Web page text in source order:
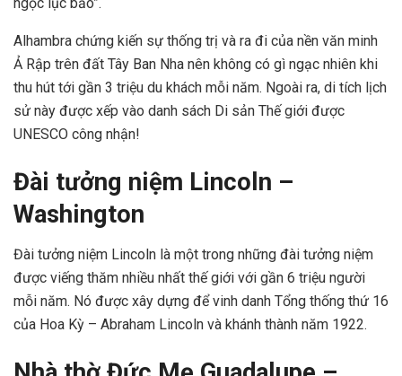
Alhambra chứng kiến ​​sự thống trị và ra đi của nền văn minh
Ả Rập trên đất Tây Ban Nha nên không có gì ngạc nhiên khi
thu hút tới gần 3 triệu du khách mỗi năm. Ngoài ra, di tích lịch
sử này được xếp vào danh sách Di sản Thế giới được
UNESCO công nhận!
Đài tưởng niệm Lincoln –
Washington
Đài tưởng niệm Lincoln là một trong những đài tưởng niệm
được viếng thăm nhiều nhất thế giới với gần 6 triệu người
mỗi năm. Nó được xây dựng để vinh danh Tổng thống thứ 16
của Hoa Kỳ – Abraham Lincoln và khánh thành năm 1922.